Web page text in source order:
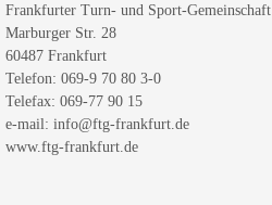
Frankfurter Turn- und Sport-Gemeinschaft
Marburger Str. 28
60487 Frankfurt
Telefon: 069-9 70 80 3-0
Telefax: 069-77 90 15
e-mail: info@ftg-frankfurt.de
www.ftg-frankfurt.de